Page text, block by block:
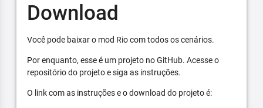
Download
Você pode baixar o mod Rio com todos os cenários.
Por enquanto, esse é um projeto no GitHub. Acesse o
repositório do projeto e siga as instruções.
O link com as instruções e o download do projeto é: